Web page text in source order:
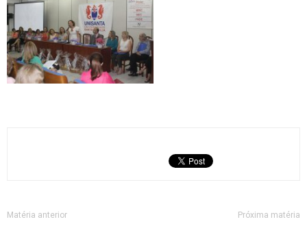
Matéria anterior Próxima matéria